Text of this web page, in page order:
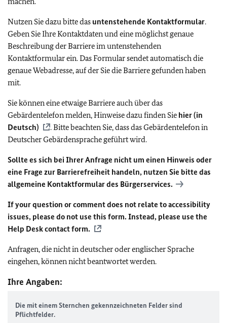
Nutzen Sie dazu bitte das untenstehende Kontaktformular.
Geben Sie Ihre Kontaktdaten und eine möglichst genaue
Beschreibung der Barriere im untenstehenden
Kontaktformular ein. Das Formular sendet automatisch die
genaue Webadresse, auf der Sie die Barriere gefunden haben
mit.
Sie können eine etwaige Barriere auch über das
Gebärdentelefon melden, Hinweise dazu finden Sie hier (in
Deutsch)
. Bitte beachten Sie, dass das Gebärdentelefon in
Deutscher Gebärdensprache geführt wird.
Sollte es sich bei Ihrer Anfrage nicht um einen Hinweis oder
eine Frage zur Barrierefreiheit handeln, nutzen Sie bitte das
allgemeine Kontaktformular des Bürgerservices.
If your question or comment does not relate to accessibility
issues, please do not use this form. Instead, please use the
Help Desk contact form.
Anfragen, die nicht in deutscher oder englischer Sprache
eingehen, können nicht beantwortet werden.
Ihre Angaben:
Die mit einem Sternchen gekennzeichneten Felder sind
Pflichtfelder.